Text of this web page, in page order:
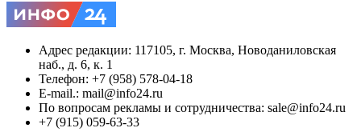
Адрес редакции: 117105, г. Москва, Новоданиловская
наб., д. 6, к. 1
Телефон: +7 (958) 578-04-18
E-mail.: mail@info24.ru
По вопросам рекламы и сотрудничества: sale@info24.ru
+7 (915) 059-63-33